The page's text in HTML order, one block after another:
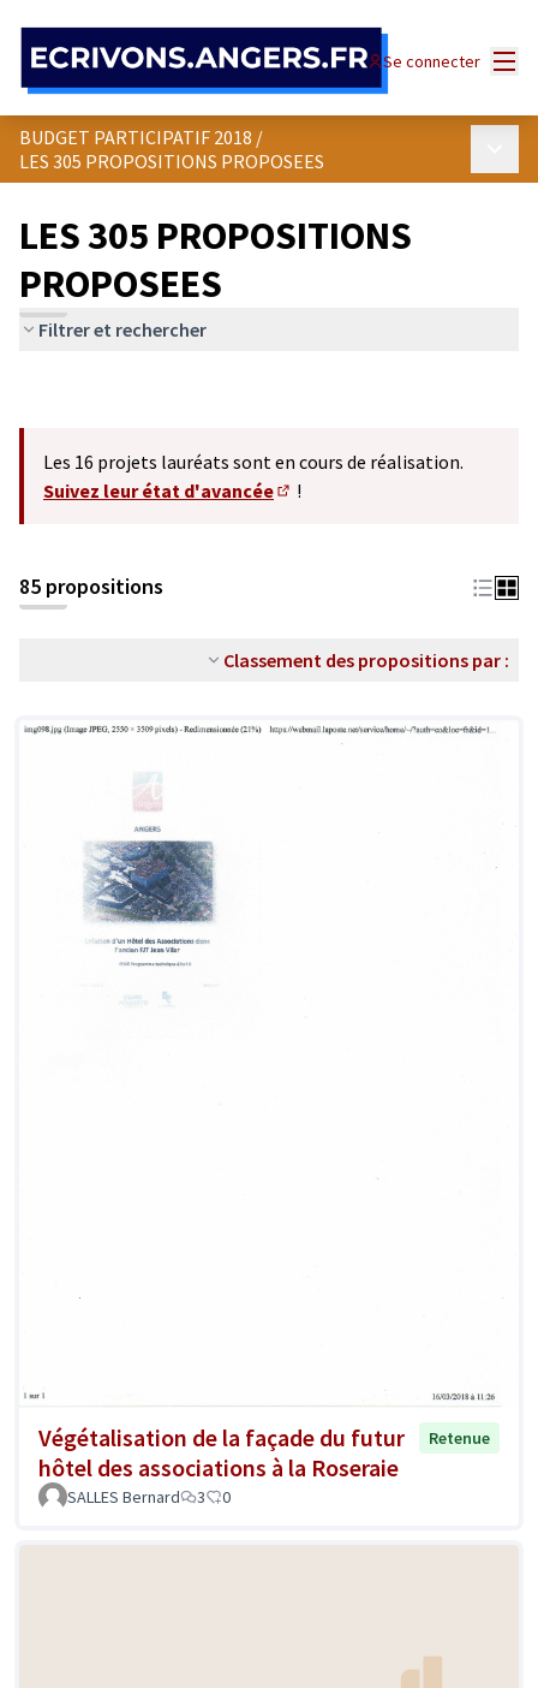
Se connecter
BUDGET PARTICIPATIF 2018 /
LES 305 PROPOSITIONS PROPOSEES
LES 305 PROPOSITIONS
PROPOSEES
Filtrer et rechercher
Les 16 projets lauréats sont en cours de réalisation.
Suivez leur état d'avancée
!
85 propositions
Classement des propositions par :
Végétalisation de la façade du futur
hôtel des associations à la Roseraie
Retenue
SALLES Bernard 3 0